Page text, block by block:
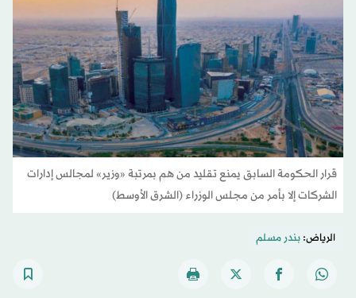
قرار الحكومة السابق يمنع تقليد من هم بمرتبة «وزير» لمجالس إدارات
الشركات إلا بأمر من مجلس الوزراء (الشرق الأوسط)
الرياض:بندر مسلم